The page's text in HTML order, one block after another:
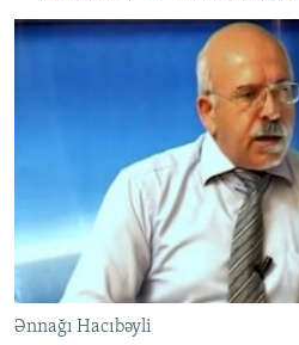
MULTIMEDIA
İNFOQRAFIKA
KARIKATURA
AZƏRBAYCAN ƏDƏBIYYATI KITABXANASI
İSLAM VƏ DEMOKRATIYA
İZ - MƏDƏNIYYƏT PROQRAMI
PEŞƏ ETIKASI VƏ JURNALISTIKA
MATERIALLARIMIZDAN ISTIFADƏ
AZADLIQRADIOSU MOBIL
BIZIMLƏ ƏLAQƏ
RFE/RL-in bütün saytları
Ənnağı Hacıbəyli